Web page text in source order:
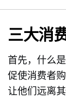
三大消
首先，什么
促使消费者
让他们远离